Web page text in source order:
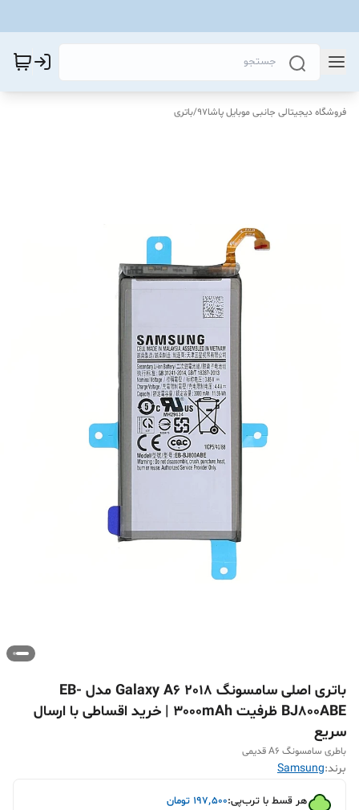
فروشگاه دیجیتالی جانبی موبایل پاشا97 /باتری
باتری اصلی سامسونگ Galaxy A6 2018 مدل EB-
BJ800ABE ظرفیت 3000mAh | خرید اقساطی با ارسال
سریع
باطری سامسونگ A6 قدیمی
برند:Samsung
هر قسط با ترب‌پی:۱۹۷٬۵۰۰ تومان